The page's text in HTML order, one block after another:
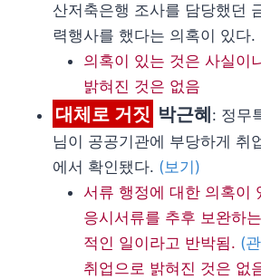
산저축은행 조사를 담당했던
력행사를 했다는 의혹이 있다.
의혹이 있는 것은 사실이
밝혀진 것은 없음
대체로 거짓 박근혜: 정무
님이 공공기관에 부당하게 취
에서 확인됐다. (보기)
서류 행정에 대한 의혹이
응시서류를 추후 보완하
적인 일이라고 반박됨. (
취업으로 밝혀진 것은 없